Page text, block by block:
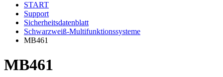
START
Support
Sicherheitsdatenblatt
Schwarzweiß-Multifunktionssysteme
MB461
MB461